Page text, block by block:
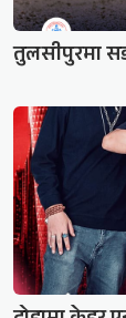
तुलसीपुरमा